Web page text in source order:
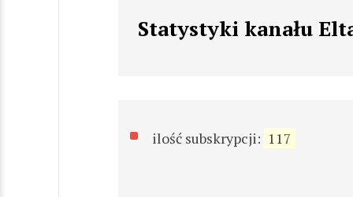
Statystyki kanału
ilość subskrypcji: 117